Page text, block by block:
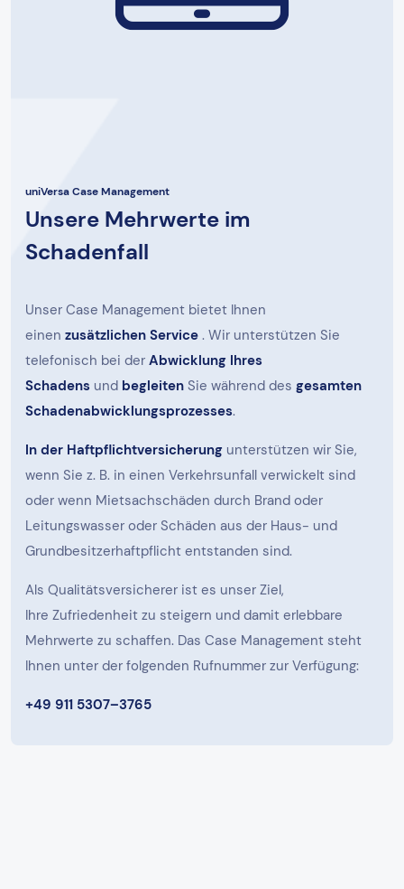
uniVersa Case Management
Unsere Mehrwerte im
Schadenfall
Unser Case Management bietet Ihnen
einen zusätzlichen Service . Wir unterstützen Sie
telefonisch bei der Abwicklung Ihres
Schadens und begleiten Sie während des gesamten
Schadenabwicklungsprozesses.
In der Haftpflichtversicherung unterstützen wir Sie,
wenn Sie z. B. in einen Verkehrsunfall verwickelt sind
oder wenn Mietsachschäden durch Brand oder
Leitungswasser oder Schäden aus der Haus- und
Grundbesitzerhaftpflicht entstanden sind.
Als Qualitätsversicherer ist es unser Ziel,
Ihre Zufriedenheit zu steigern und damit erlebbare
Mehrwerte zu schaffen. Das Case Management steht
Ihnen unter der folgenden Rufnummer zur Verfügung:
+49 911 5307–3765